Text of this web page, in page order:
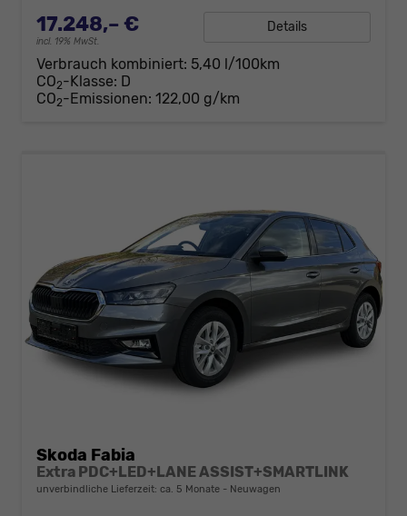
17.248,– €
incl. 19% MwSt.
Details
Verbrauch kombiniert: 5,40 l/100km
CO2-Klasse: D
CO2-Emissionen: 122,00 g/km
Skoda Fabia
Extra PDC+LED+LANE ASSIST+SMARTLINK
unverbindliche Lieferzeit: ca. 5 Monate Neuwagen